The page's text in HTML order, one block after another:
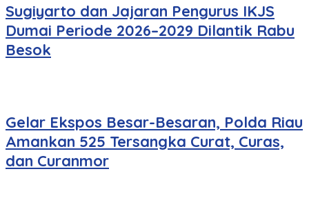
Sugiyarto dan Jajaran Pengurus IKJS
Dumai Periode 2026–2029 Dilantik Rabu
Besok
Gelar Ekspos Besar-Besaran, Polda Riau
Amankan 525 Tersangka Curat, Curas,
dan Curanmor